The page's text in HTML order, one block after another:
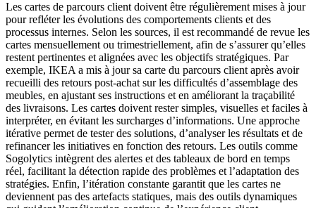
Les cartes de parcours client doivent être régulièrement mises à jour
pour refléter les évolutions des comportements clients et des
processus internes. Selon les sources, il est recommandé de revue les
cartes mensuellement ou trimestriellement, afin de s’assurer qu’elles
restent pertinentes et alignées avec les objectifs stratégiques. Par
exemple, IKEA a mis à jour sa carte du parcours client après avoir
recueilli des retours post-achat sur les difficultés d’assemblage des
meubles, en ajustant ses instructions et en améliorant la traçabilité
des livraisons. Les cartes doivent rester simples, visuelles et faciles à
interpréter, en évitant les surcharges d’informations. Une approche
itérative permet de tester des solutions, d’analyser les résultats et de
refinancer les initiatives en fonction des retours. Les outils comme
Sogolytics intègrent des alertes et des tableaux de bord en temps
réel, facilitant la détection rapide des problèmes et l’adaptation des
stratégies. Enfin, l’itération constante garantit que les cartes ne
deviennent pas des artefacts statiques, mais des outils dynamiques